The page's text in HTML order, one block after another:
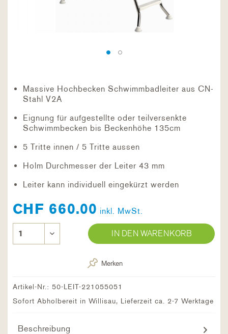
Massive Hochbecken Schwimmbadleiter aus CN-
Stahl V2A
Eignung für aufgestellte oder teilversenkte
Schwimmbecken bis Beckenhöhe 135cm
5 Tritte innen / 5 Tritte aussen
Holm Durchmesser der Leiter 43 mm
Leiter kann individuell eingekürzt werden
CHF 660.00 inkl. MwSt.
IN DEN WARENKORB
Merken
Artikel-Nr.: 50-LEIT-221055051
Sofort Abholbereit in Willisau, Lieferzeit ca. 2-7 Werktage
Beschreibung